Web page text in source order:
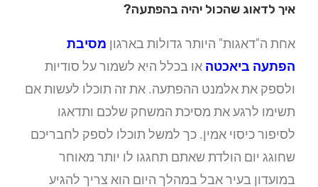
איך לדאוג שהכול יהיה בהפתעה?
אחת ה"דאגות" היותר גדולות בארגון מסיבת
הפתעה ביאכטה או בכלל היא לשמור על סודיות
ולספק את אלמנט ההפתעה. את זה תוכלו לעשות אם
תשימו לרגע את מסיכת המשחק שלכם ותדאגו
לסיפור כיסוי אמין. כך למשל תוכלו לספק לחבריכם
שחוגג יום הולדת שאתם תחגגו לו יותר מאוחר
במועדון בעיר אבל במהלך היום הוא צריך להגיע